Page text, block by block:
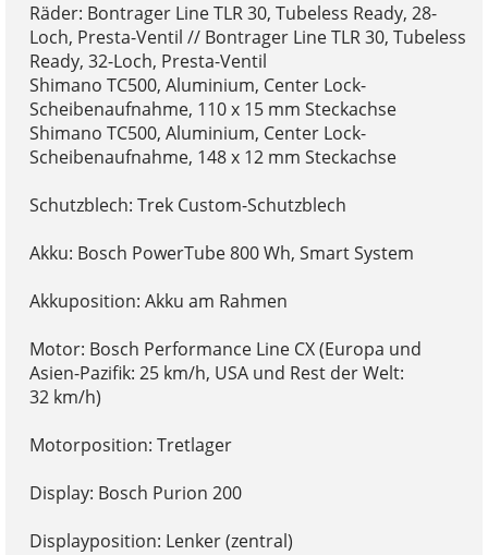
Räder: Bontrager Line TLR 30, Tubeless Ready, 28-
Loch, Presta-Ventil // Bontrager Line TLR 30, Tubeless
Ready, 32-Loch, Presta-Ventil
Shimano TC500, Aluminium, Center Lock-
Scheibenaufnahme, 110 x 15 mm Steckachse
Shimano TC500, Aluminium, Center Lock-
Scheibenaufnahme, 148 x 12 mm Steckachse
Schutzblech: Trek Custom-Schutzblech
Akku: Bosch PowerTube 800 Wh, Smart System
Akkuposition: Akku am Rahmen
Motor: Bosch Performance Line CX (Europa und
Asien-Pazifik: 25 km/h, USA und Rest der Welt:
32 km/h)
Motorposition: Tretlager
Display: Bosch Purion 200
Displayposition: Lenker (zentral)